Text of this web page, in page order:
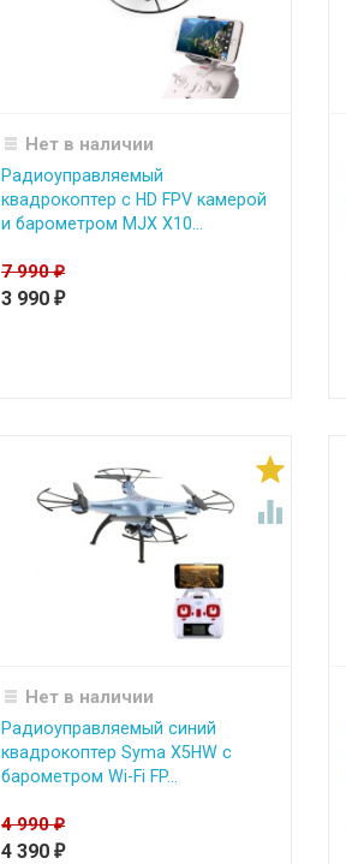
Нет в наличии
Радиоуправляемый
квадрокоптер с HD FPV камерой
и барометром MJX X10...
7 990₽
3 990₽


Нет в наличии
Радиоуправляемый синий
квадрокоптер Syma X5HW с
барометром Wi-Fi FP...
4 990₽
4 390₽